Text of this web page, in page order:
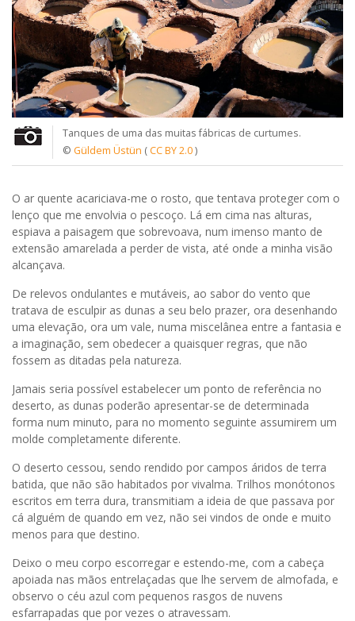
Tanques de uma das muitas fábricas de curtumes.
© Güldem Üstün (CC BY 2.0)
O ar quente acariciava-me o rosto, que tentava proteger com o
lenço que me envolvia o pescoço. Lá em cima nas alturas,
espiava a paisagem que sobrevoava, num imenso manto de
extensão amarelada a perder de vista, até onde a minha visão
alcançava.
De relevos ondulantes e mutáveis, ao sabor do vento que
tratava de esculpir as dunas a seu belo prazer, ora desenhando
uma elevação, ora um vale, numa miscelânea entre a fantasia e
a imaginação, sem obedecer a quaisquer regras, que não
fossem as ditadas pela natureza.
Jamais seria possível estabelecer um ponto de referência no
deserto, as dunas poderão apresentar-se de determinada
forma num minuto, para no momento seguinte assumirem um
molde completamente diferente.
O deserto cessou, sendo rendido por campos áridos de terra
batida, que não são habitados por vivalma. Trilhos monótonos
escritos em terra dura, transmitiam a ideia de que passava por
cá alguém de quando em vez, não sei vindos de onde e muito
menos para que destino.
Deixo o meu corpo escorregar e estendo-me, com a cabeça
apoiada nas mãos entrelaçadas que lhe servem de almofada, e
observo o céu azul com pequenos rasgos de nuvens
esfarrapadas que por vezes o atravessam.